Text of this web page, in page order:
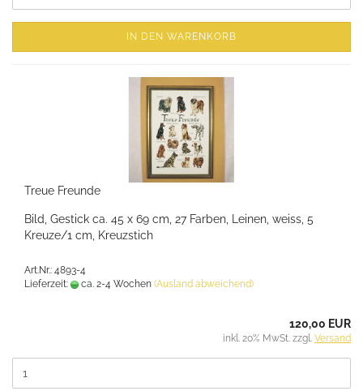
IN DEN WARENKORB
Treue Freunde
Bild, Gestick ca. 45 x 69 cm, 27 Farben, Leinen, weiss, 5
Kreuze/1 cm, Kreuzstich
Art.Nr.: 4893-4
Lieferzeit:
ca. 2-4 Wochen (Ausland abweichend)
120,00 EUR
inkl. 20% MwSt. zzgl. Versand